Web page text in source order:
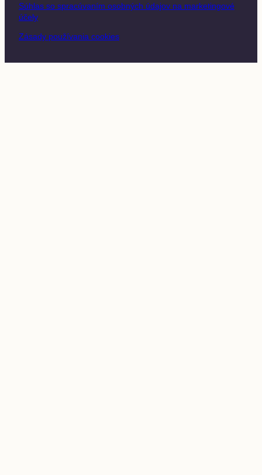
Súhlas so spracúvaním osobných údajov na marketingové
účely
Zásady používania cookies